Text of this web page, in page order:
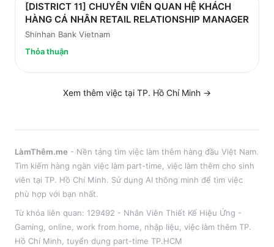
[DISTRICT 11] CHUYÊN VIÊN QUAN HỆ KHÁCH
HÀNG CÁ NHÂN RETAIL RELATIONSHIP MANAGER
Shinhan Bank Vietnam
Thỏa thuận
Xem thêm việc tại TP. Hồ Chí Minh →
LàmThêm.me - Nền tảng tìm việc làm thêm hàng đầu Việt Nam.
Tìm kiếm hàng ngàn việc làm part-time, việc làm thêm cho sinh
viên tại TP. Hồ Chí Minh. Sử dụng AI thông minh để tìm việc
phù hợp với bạn nhất.
Từ khóa liên quan: 129492 - Nhân Viên Thiết Kế Hiệu Ứng -
Gaming online, work from home, nhập liệu , việc làm thêm TP.
Hồ Chí Minh , tuyển dụng part-time TP.HCM